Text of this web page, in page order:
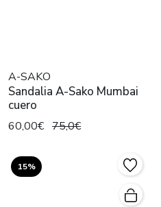
A-SAKO
Sandalia A-Sako Mumbai
cuero
60,00€ 75,0€
15%